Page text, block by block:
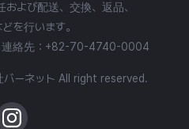
よび配送、交換、返品、
を行います。
絡先： +82-70-4740-0004
ーネット All right reserved.